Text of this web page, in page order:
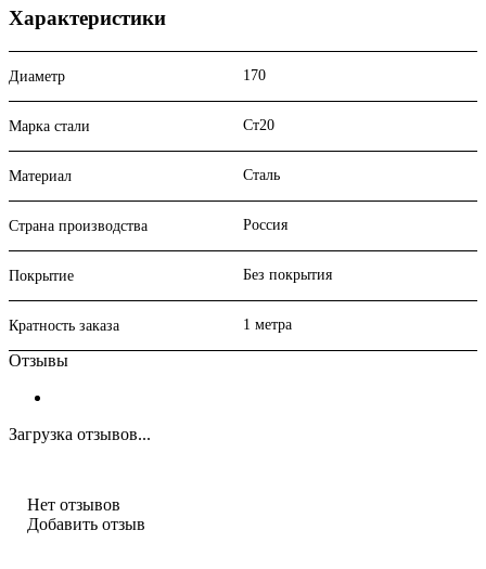
Характеристики
Диаметр 170
Марка стали Ст20
Материал Сталь
Страна производства Россия
Покрытие Без покрытия
Кратность заказа 1 метра
Отзывы
Загрузка отзывов...
Нет отзывов
Добавить отзыв